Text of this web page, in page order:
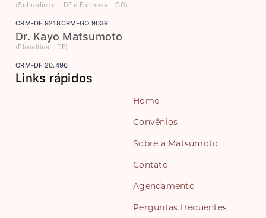
(Sobradinho – DF e Formosa – GO)
CRM-DF 9218CRM-GO 9039
Dr. Kayo Matsumoto
(Planaltina – DF)
CRM-DF 20.496
Links rápidos
Home
Convênios
Sobre a Matsumoto
Contato
Agendamento
Perguntas frequentes